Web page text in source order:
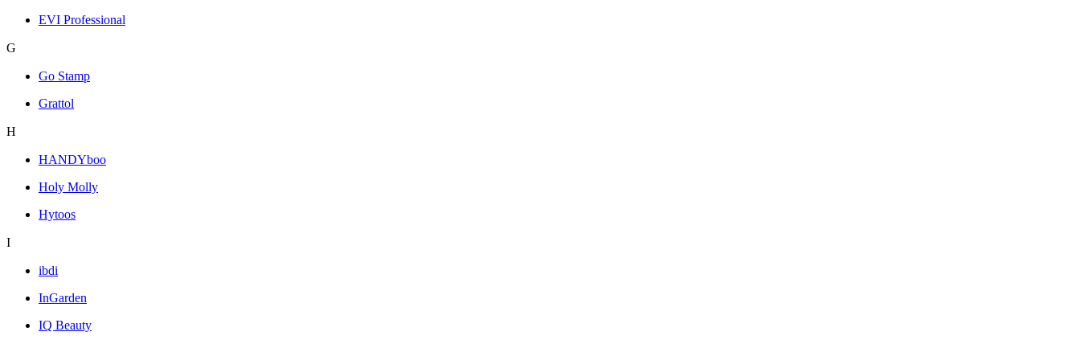
EVI Professional
G
Go Stamp
Grattol
H
HANDYboo
Holy Molly
Hytoos
I
ibdi
InGarden
IQ Beauty